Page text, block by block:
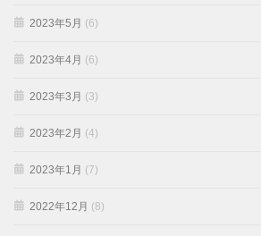
2023年5月 (6)
2023年4月 (6)
2023年3月 (3)
2023年2月 (4)
2023年1月 (7)
2022年12月 (8)